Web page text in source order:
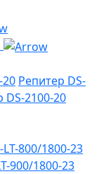
20 Репитер DS-
DS-2100-20
800/1800-23
900/1800-23